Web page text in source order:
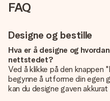
FAQ
Designe og bestille
Hva er å designe og
nettstedet?
Ved å klikke på den knappen
begynne å utforme din egen
kan du designe gaven